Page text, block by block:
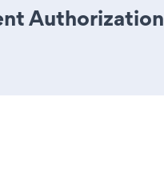
Authorization